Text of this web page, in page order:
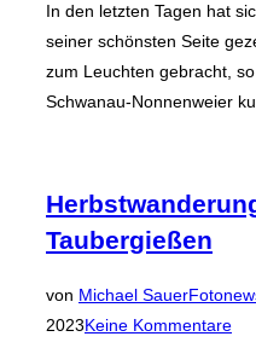
In den letzten Tagen hat
seiner schönsten Seite
zum Leuchten gebracht,
Schwanau-Nonnenweier
Taubergießen
von Michael Sauer
2023Keine Kommentare